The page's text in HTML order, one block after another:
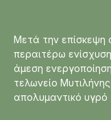
Μετά την επίσκεψη
περαιτέρω
άμεση
τελωνείο
απολυμαντικό